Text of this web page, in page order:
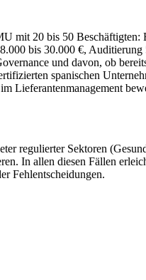
mit 20 bis 50
bis 30.000 €,
und davon, ob
spanischen
Lieferantenmanagement
regulierter Sektoren
In allen diesen Fällen
Fehlentscheidungen.